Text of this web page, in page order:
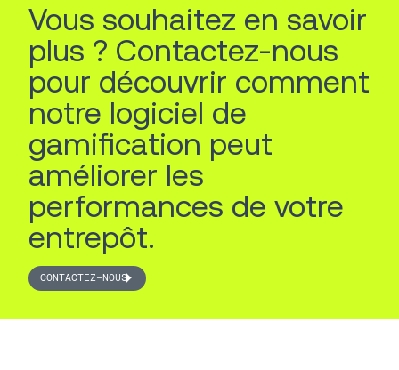
Vous souhaitez en savoir
plus ? Contactez-nous
pour découvrir comment
notre logiciel de
gamification peut
améliorer les
performances de votre
entrepôt.
CONTACTEZ-NOUS